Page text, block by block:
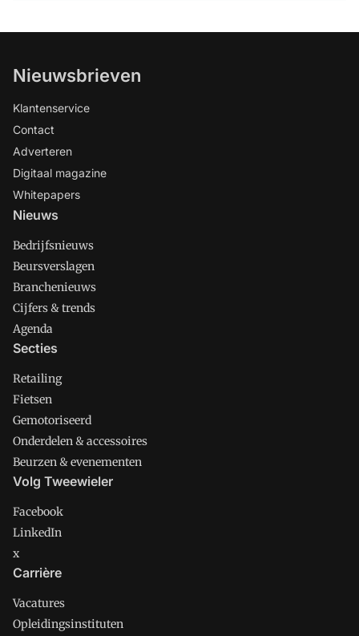
Nieuwsbrieven
Klantenservice
Contact
Adverteren
Digitaal magazine
Whitepapers
Nieuws
Bedrijfsnieuws
Beursverslagen
Branchenieuws
Cijfers & trends
Agenda
Secties
Retailing
Fietsen
Gemotoriseerd
Onderdelen & accessoires
Beurzen & evenementen
Volg Tweewieler
Facebook
LinkedIn
x
Carrière
Vacatures
Opleidingsinstituten